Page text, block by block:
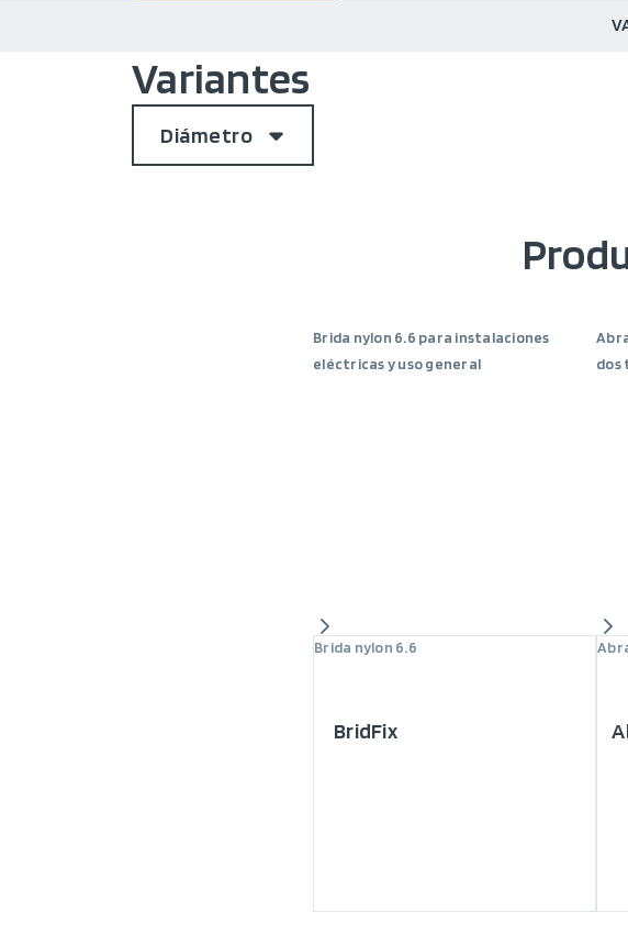
Variantes
Diámetro
Brida nylon 6.6 para instalaciones
eléctricas y uso general
Brida nylon 6.6
BridFix
dos